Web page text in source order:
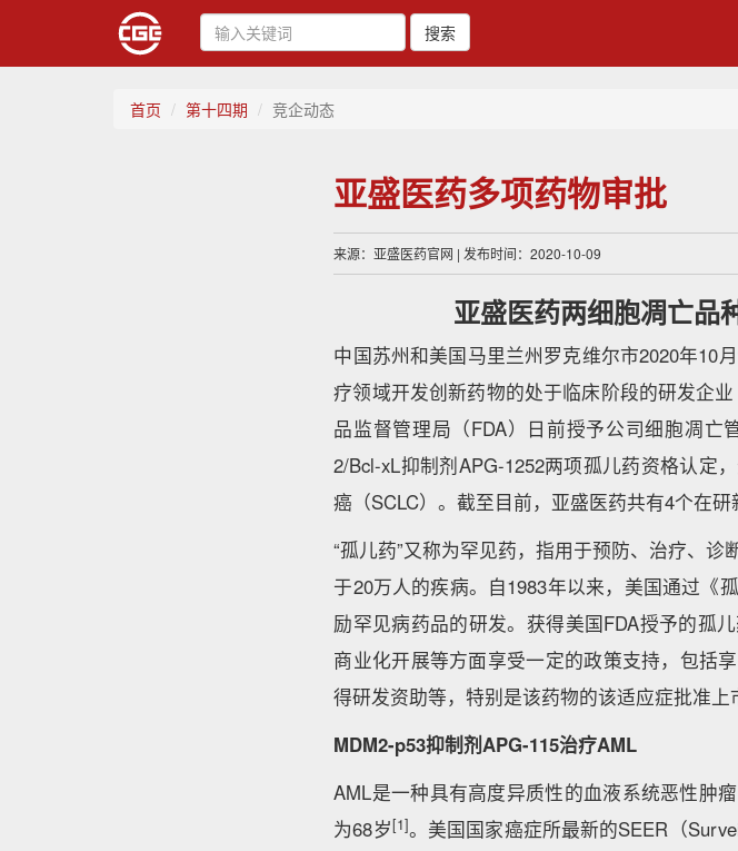
搜索
首页 第十四期 竞企动态
亚盛医药多项药物审批
来源：亚盛医药官网 | 发布时间：2020-10-09
亚盛医药两细胞凋亡品
中国苏州和美国马里兰州罗克维尔市2020年
疗领域开发创新药物的处于临床阶段的研发企
品监督管理局（FDA）日前授予公司细胞凋亡
2/Bcl-xL抑制剂APG-1252两项孤儿药资格认定
癌（SCLC）。截至目前，亚盛医药共有4个在研
“孤儿药”又称为罕见药，指用于预防、治疗、
于20万人的疾病。自1983年以来，美国通过《
励罕见病药品的研发。获得美国FDA授予的孤
商业化开展等方面享受一定的政策支持，包括
得研发资助等，特别是该药物的该适应症批准上
MDM2-p53抑制剂APG-115治疗AML
AML是一种具有高度异质性的血液系统恶性肿
为68岁[1]。美国国家癌症所最新的SEER（